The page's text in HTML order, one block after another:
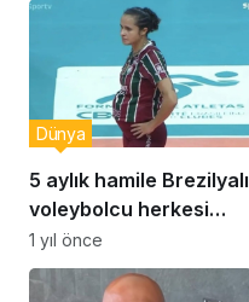
5 aylık hamile Brezilyalı
voleybolcu herkesi
şaşırttı!
Dünya
1 yıl önce